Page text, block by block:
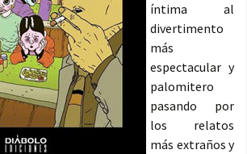
íntima al
divertimento
más
espectacular y
palomitero
pasando por
los relatos
más extraños y